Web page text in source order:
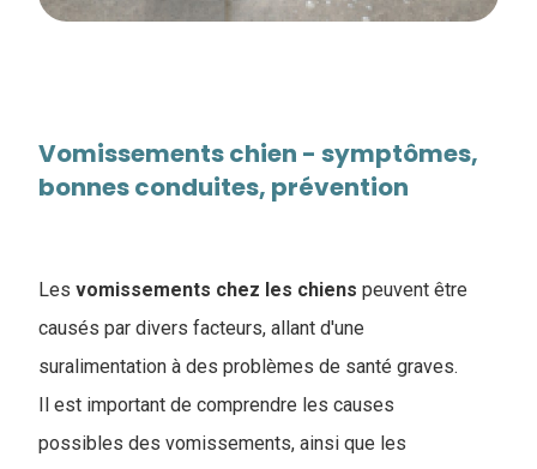
Vomissements chien - symptômes,
bonnes conduites, prévention
Les vomissements chez les chiens peuvent être
causés par divers facteurs, allant d'une
suralimentation à des problèmes de santé graves.
Il est important de comprendre les causes
possibles des vomissements, ainsi que les